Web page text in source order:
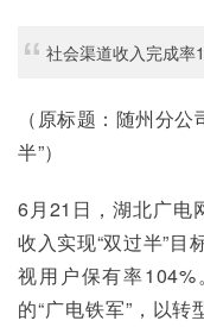
社会渠道收入完成率
（原标题：随州分
半”）
6月21日，湖北广电
收入实现“双过半”目
视用户保有率
的“广电铁军”，以